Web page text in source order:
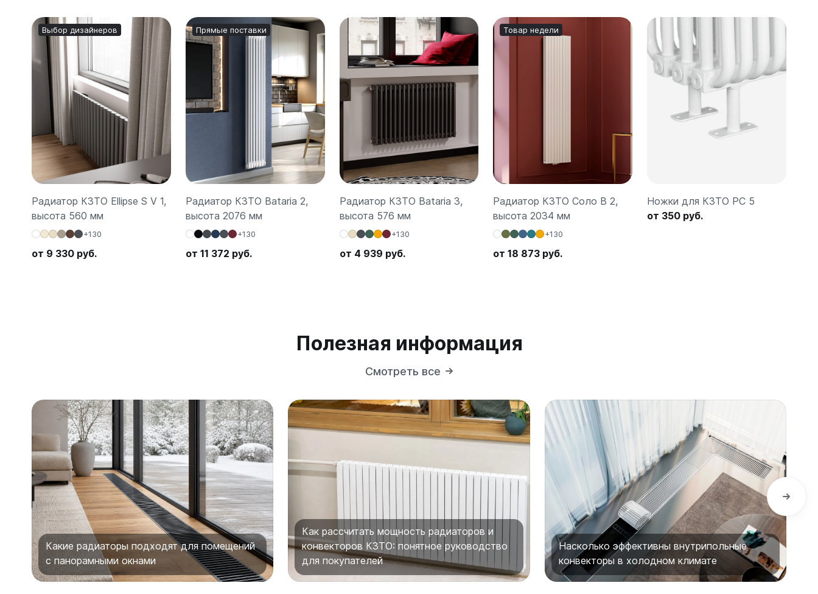
Выбор дизайнеров
Радиатор КЗТО Ellipse S V 1,
высота 560 мм
+130
от 9 330 руб.
Прямые поставки
Радиатор КЗТО Bataria 2,
высота 2076 мм
+130
от 11 372 руб.
Радиатор КЗТО Bataria 3,
высота 576 мм
+130
от 4 939 руб.
Товар недели
Радиатор КЗТО Соло В 2,
высота 2034 мм
+130
от 18 873 руб.
Ножки для КЗТО РС 5
от 350 руб.
Полезная информация
Смотреть все
Какие радиаторы подходят для помещений
с панорамными окнами
Как рассчитать мощность радиаторов и
конвекторов КЗТО: понятное руководство
для покупателей
Насколько эффективны внутрипольные
конвекторы в холодном климате